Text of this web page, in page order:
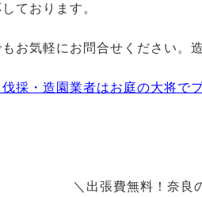
ております。
お気軽にお問合せください。
採・造園業者はお庭の大将で
＼出張費無料！奈良